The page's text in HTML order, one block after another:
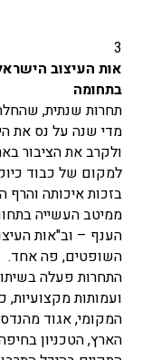
3
אות העיצוב
בתחומה
תחרות שנתית,
מדי שנה על נס את
ולקרב את הציבור
למקום של כבוד
בזכות איכותה והרף
ממיטב העשייה
הענף – וב"אות
השופטים, פה אחד.
התחרות פעלה
ועמותות מקצועיות,
המקומי, אגוד
הארץ, הטכניון